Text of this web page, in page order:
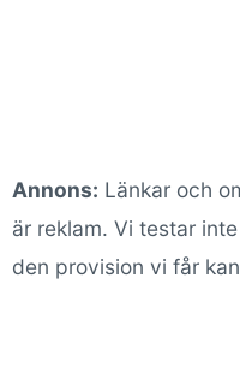
Annons: Länkar och
är reklam. Vi testar
den provision vi får